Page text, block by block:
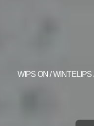
WIPS ON /